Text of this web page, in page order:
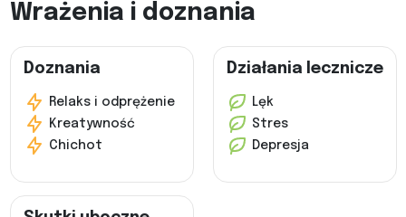
Wrażenia i doznania
Doznania
Relaks i odprężenie
Kreatywność
Chichot
Działania lecznicze
Lęk
Stres
Depresja